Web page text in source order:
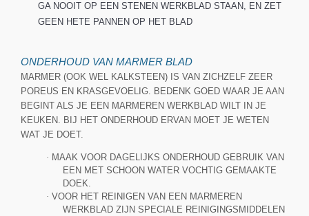
GA NOOIT OP EEN STENEN WERKBLAD STAAN, EN ZET
GEEN HETE PANNEN OP HET BLAD
ONDERHOUD VAN MARMER BLAD
MARMER (OOK WEL KALKSTEEN) IS VAN ZICHZELF ZEER
POREUS EN KRASGEVOELIG. BEDENK GOED WAAR JE AAN
BEGINT ALS JE EEN MARMEREN WERKBLAD WILT IN JE
KEUKEN. BIJ HET ONDERHOUD ERVAN MOET JE WETEN
WAT JE DOET.
· MAAK VOOR DAGELIJKS ONDERHOUD GEBRUIK VAN
EEN MET SCHOON WATER VOCHTIG GEMAAKTE
DOEK.
· VOOR HET REINIGEN VAN EEN MARMEREN
WERKBLAD ZIJN SPECIALE REINIGINGSMIDDELEN